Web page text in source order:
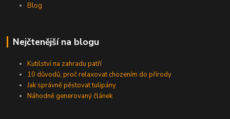
Blog
Nejčtenější na blogu
Kutilství na zahradu patří
10 důvodů, proč relaxovat chozením do přírody
Jak správně pěstovat tulipány
Náhodně generovaný článek